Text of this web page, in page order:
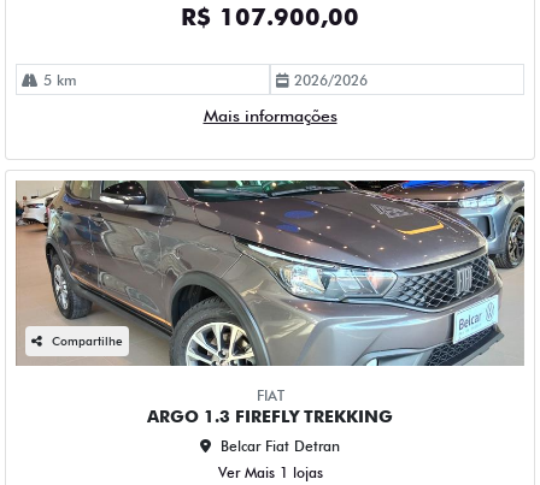
R$ 107.900,00
5 km 2026/2026
Mais informações
Compartilhe
FIAT
ARGO 1.3 FIREFLY TREKKING
Belcar Fiat Detran
Ver Mais 1 lojas